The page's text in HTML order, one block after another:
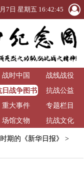
7日 星期五 16:42:46
战时中国
战线战役
日战争图书
馆
抗战公益
重大事件
专题栏目
场馆文物 抗战文化
期的《新华日报》
>